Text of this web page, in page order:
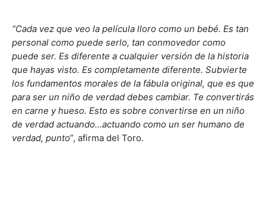
“Cada vez que veo la película lloro como un bebé. Es tan
personal como puede serlo, tan conmovedor como
puede ser. Es diferente a cualquier versión de la historia
que hayas visto. Es completamente diferente. Subvierte
los fundamentos morales de la fábula original, que es que
para ser un niño de verdad debes cambiar. Te convertirás
en carne y hueso. Esto es sobre convertirse en un niño
de verdad actuando…actuando como un ser humano de
verdad, punto”, afirma del Toro.